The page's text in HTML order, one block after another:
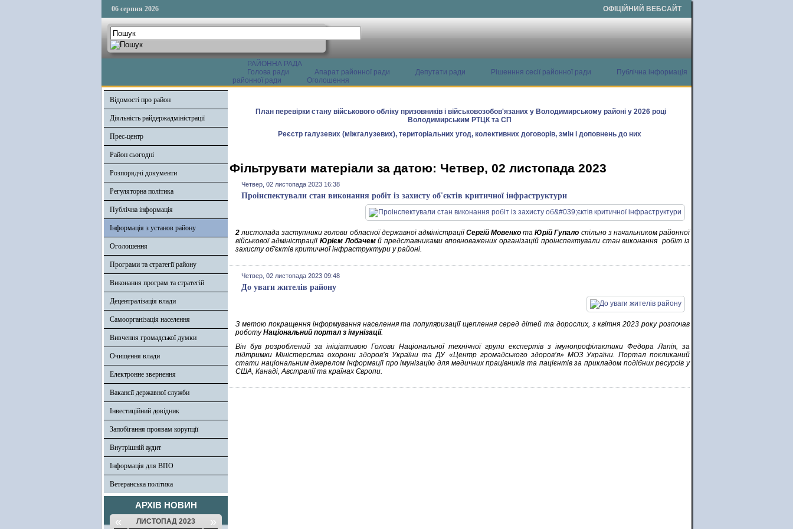
06 серпня 2026 ОФІЦІЙНИЙ ВЕБСАЙТ
РАЙОННА РАДА
Голова ради
Апарат районної ради Депутати ради Рішенння сесії районної ради
Публічна інформація
районної ради
Оголошення
Відомості про район
Діяльність райдержадміністрації
Прес-центр
Район сьогодні
Розпорядчі документи
Регуляторна політика
Публічна інформація
Інформація з установ району
Оголошення
Програми та стратегії району
Виконання програм та стратегій
Децентралізація влади
Самоорганізація населення
Вивчення громадської думки
Очищення влади
Електронне звернення
Вакансії державної служби
Інвестиційний довідник
Запобігання проявам корупції
Внутрішній аудит
Інформація для ВПО
Ветеранська політика
АРХІВ НОВИН
« ЛИСТОПАД 2023 »
План перевірки стану військового обліку призовників і військовозобов'язаних у Володимирському районі у 2026 році
Володимирським РТЦК та СП
Реєстр галузевих (міжгалузевих), територіальних угод, колективних договорів, змін і доповнень до них
Фільтрувати матеріали за датою: Четвер, 02 листопада 2023
Четвер, 02 листопада 2023 16:38
Проінспектували стан виконання робіт із захисту об'єктів критичної інфраструктури
2листопада заступники голови обласної державної адміністраціїСергій Мовенко таЮрій Гупало спільно з начальником районної
військової адміністрації Юрієм Лобачемй представниками вповноважених організацій проінспектували стан виконання робіт із
захисту об'єктів критичної інфраструктури у районі.
Четвер, 02 листопада 2023 09:48
До уваги жителів району
З метою покращення інформування населення та популяризації щеплення серед дітей та дорослих, з квітня 2023 року розпочав
роботуНаціональний портал з імунізації.
Він був розроблений за ініціативою Голови Національної технічної групи експертів з імунопрофілактики Федора Лапія, за
підтримки Міністерства охорони здоров’я України та ДУ «Центр громадського здоров’я» МОЗ України. Портал покликаний
стати національним джерелом інформації про імунізацію для медичних працівників та пацієнтів за прикладом подібних ресурсів у
США, Канаді, Австралії та країнах Європи.